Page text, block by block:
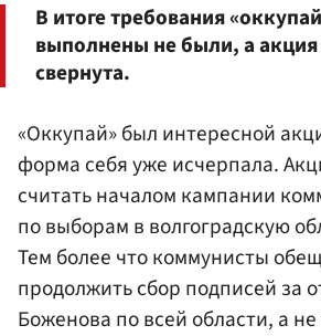
В итоге требования
выполнены не были, а акция
свернута.
«Оккупай» был интересной
форма себя уже исчерпала.
считать началом кампании
по выборам в волгоградскую
Тем более что коммунисты
продолжить сбор подписей за
Боженова по всей области, а не